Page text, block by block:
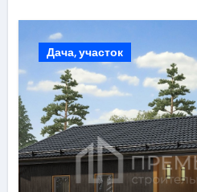
Дача, участок